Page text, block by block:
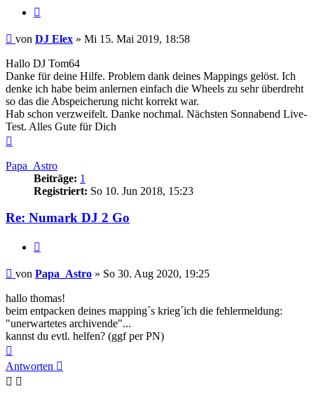
Beitrag
von DJ Elex » Mi 15. Mai 2019, 18:58
Hallo DJ Tom64
Danke für deine Hilfe. Problem dank deines Mappings gelöst. Ich
denke ich habe beim anlernen einfach die Wheels zu sehr überdreht
so das die Abspeicherung nicht korrekt war.
Hab schon verzweifelt. Danke nochmal. Nächsten Sonnabend Live-
Test. Alles Gute für Dich
Papa_Astro
Beiträge: 1
Registriert: So 10. Jun 2018, 15:23
Re: Numark DJ 2 Go
Beitrag
von Papa_Astro » So 30. Aug 2020, 19:25
hallo thomas!
beim entpacken deines mapping´s krieg´ich die fehlermeldung:
"unerwartetes archivende"...
kannst du evtl. helfen? (ggf per PN)
oben
Antworten